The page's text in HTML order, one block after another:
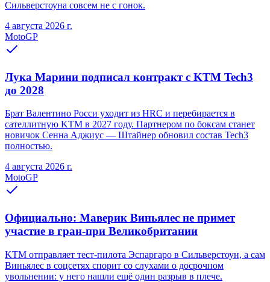
Сильверстоуна совсем не с гонок.
4 августа 2026 г.
MotoGP
Лука Марини подписал контракт с KTM Tech3
до 2028
Брат Валентино Росси уходит из HRC и перебирается в
сателлитную KTM в 2027 году. Партнером по боксам станет
новичок Сенна Аджиус — Штайнер обновил состав Tech3
полностью.
4 августа 2026 г.
MotoGP
Официально: Маверик Виньялес не примет
участие в гран-при Великобритании
KTM отправляет тест-пилота Эспаргаро в Сильверстоун, а сам
Виньялес в соцсетях спорит со слухами о досрочном
увольнении: у него нашли ещё один разрыв в плече.